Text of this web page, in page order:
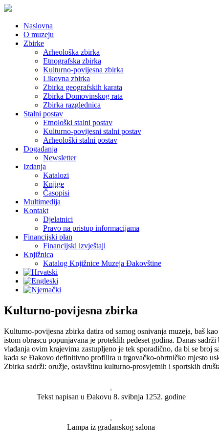
Naslovna
O muzeju
Zbirke
Arheološka zbirka
Etnografska zbirka
Kulturno-povijesna zbirka
Likovna zbirka
Zbirka geografskih karata
Zbirka Domovinskog rata
Zbirka razglednica
Stalni postav
Etnološki stalni postav
Kulturno-povijesni stalni postav
Arheološki stalni postav
Događanja
Newsletter
Izdanja
Katalozi
Knjige
Časopisi
Multimedija
Kontakt
Djelatnici
Pravo na pristup informacijama
Financijski plan
Financijski izvještaji
Knjižnica
Katalog Knjižnice Muzeja Đakovštine
Kulturno-povijesna zbirka
Kulturno-povijesna zbirka datira od samog osnivanja muzeja, baš
istom obrascu popunjavana je proteklih pedeset godina. Danas
vladanja ovim krajevima zastupljeno je tek sporadično, da bi se broj
kada se Đakovo definitivno profilira u trgovačko-obrtničko mjesto
Zbirka sadrži: oružje, ostavštinu kulturno-prosvjetnih i sportskih
Tekst napisan u Đakovu 8. svibnja 1252. godine
Lampa iz građanskog salona